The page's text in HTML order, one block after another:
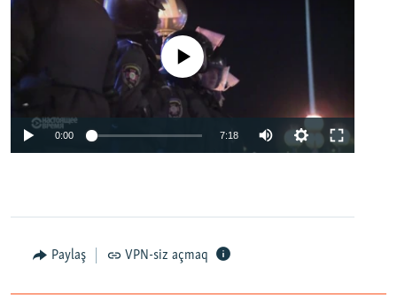
No media source currently available
0:00 7:18
Paylaş VPN-siz açmaq